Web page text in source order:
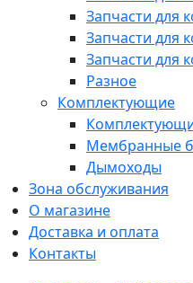
Запчасти для
Запчасти для
Запчасти для
Разное
Комплектующие
Мембранные
Дымоходы
Зона обслуживания
О магазине
Доставка и оплата
Контакты